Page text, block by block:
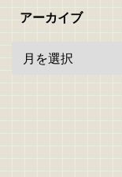
アーカイブ